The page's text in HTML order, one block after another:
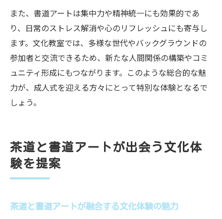
また、書道アートは集中力や精神統一にも効果的であ
り、日常のストレス解消や心のリフレッシュにも寄与し
ます。文化教室では、多様な世代やバックグラウンドの
参加者と交流できるため、新たな人間関係の構築やコミ
ュニティ形成にもつながります。このような総合的な魅
力が、成人式を迎える方々にとって特別な体験となるで
しょう。
茶道と書道アートが出会う文化体
験を提案
茶道と書道アートが融合する文化体験の魅力